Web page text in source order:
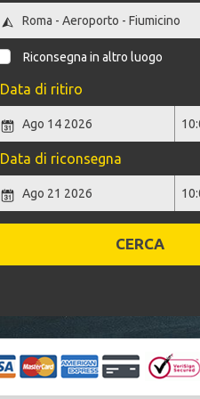
Riconsegna in altro luogo
Data di ritiro
Data di riconsegna
CERCA